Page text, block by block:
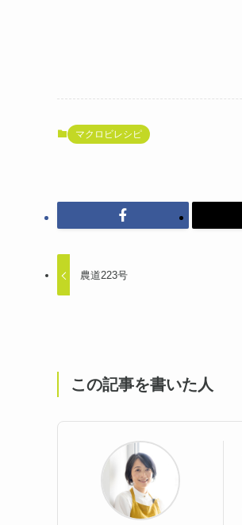
マクロビレシピ
農道223号
この記事を書いた人